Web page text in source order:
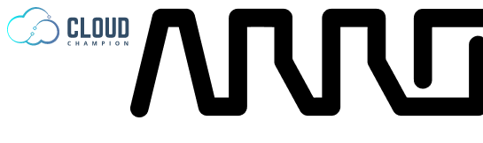
Saltar al contenido